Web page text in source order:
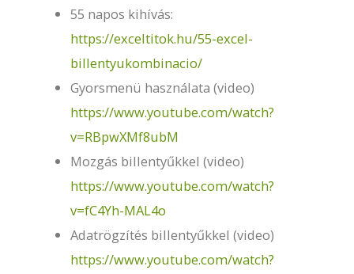
55 napos kihívás:
https://exceltitok.hu/55-excel-
billentyukombinacio/
Gyorsmenü használata (video)
https://www.youtube.com/watch?
v=RBpwXMf8ubM
Mozgás billentyűkkel (video)
https://www.youtube.com/watch?
v=fC4Yh-MAL4o
Adatrögzítés billentyűkkel (video)
https://www.youtube.com/watch?